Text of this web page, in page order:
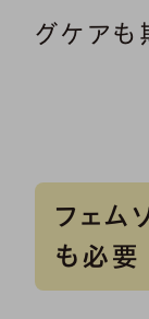
グケアも
フェム
も必要